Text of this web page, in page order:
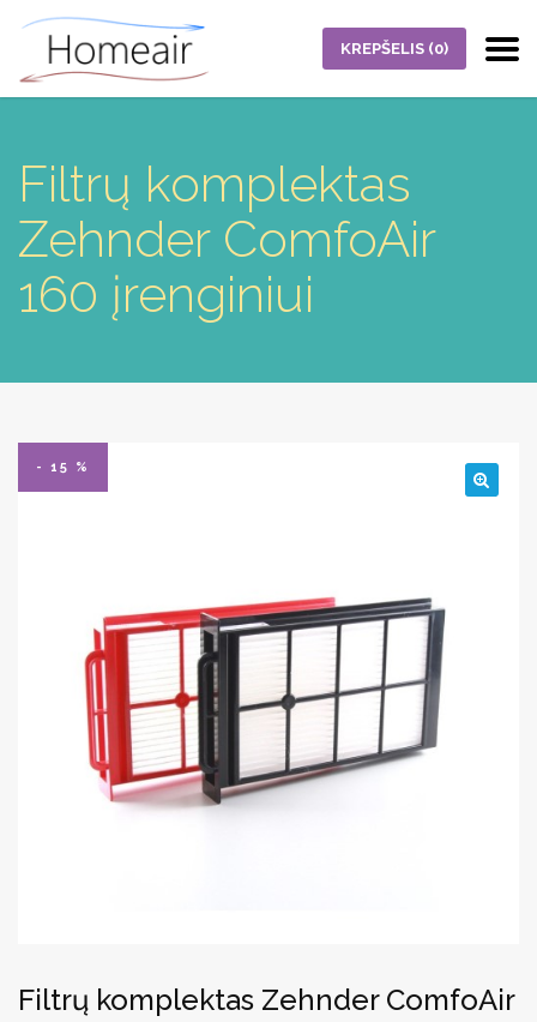
KREPŠELIS (0)
Filtrų komplektas
Zehnder ComfoAir
160 įrenginiui
- 15 %
Filtrų komplektas Zehnder ComfoAir